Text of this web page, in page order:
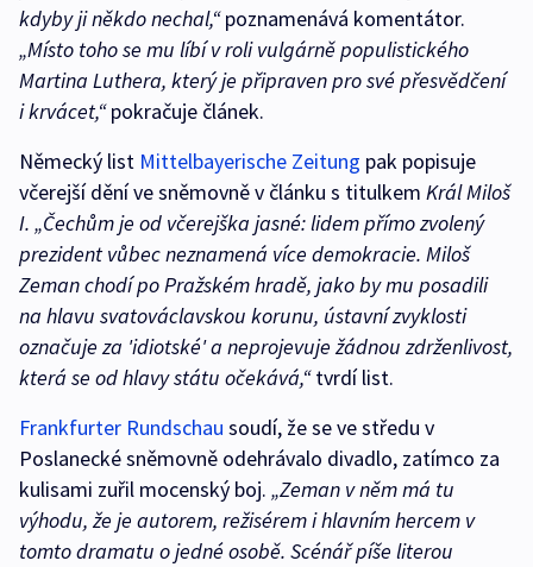
kdyby ji někdo nechal,“poznamenává komentátor.
„Místo toho se mu líbí v roli vulgárně populistického
Martina Luthera, který je připraven pro své přesvědčení
i krvácet,“pokračuje článek.
Německý list Mittelbayerische Zeitung pak popisuje
včerejší dění ve sněmovně v článku s titulkem Král Miloš
I. „Čechům je od včerejška jasné: lidem přímo zvolený
prezident vůbec neznamená více demokracie. Miloš
Zeman chodí po Pražském hradě, jako by mu posadili
na hlavu svatováclavskou korunu, ústavní zvyklosti
označuje za 'idiotské' a neprojevuje žádnou zdrženlivost,
která se od hlavy státu očekává,“tvrdí list.
Frankfurter Rundschau soudí, že se ve středu v
Poslanecké sněmovně odehrávalo divadlo, zatímco za
kulisami zuřil mocenský boj. „Zeman v něm má tu
výhodu, že je autorem, režisérem i hlavním hercem v
tomto dramatu o jedné osobě. Scénář píše literou